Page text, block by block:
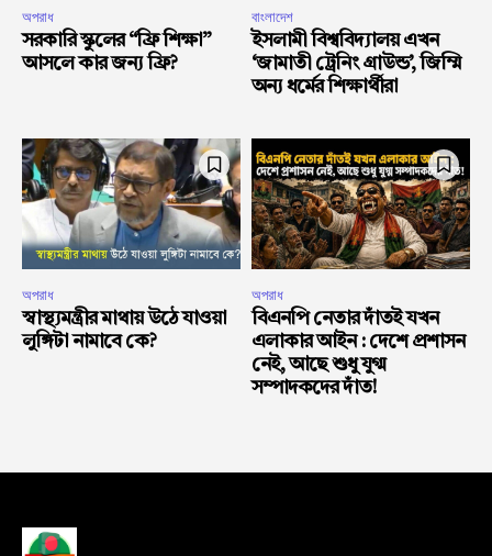
অপরাধ
সরকারি স্কুলের “ফ্রি শিক্ষা”
আসলে কার জন্য ফ্রি?
বাংলাদেশ
ইসলামী বিশ্ববিদ্যালয় এখন
‘জামাতী ট্রেনিং গ্রাউন্ড’, জিম্মি
অন্য ধর্মের শিক্ষার্থীরা
অপরাধ
স্বাস্থ্যমন্ত্রীর মাথায় উঠে যাওয়া
লুঙ্গিটা নামাবে কে?
অপরাধ
বিএনপি নেতার দাঁতই যখন
এলাকার আইন : দেশে প্রশাসন
নেই, আছে শুধু যুগ্ম
সম্পাদকদের দাঁত!